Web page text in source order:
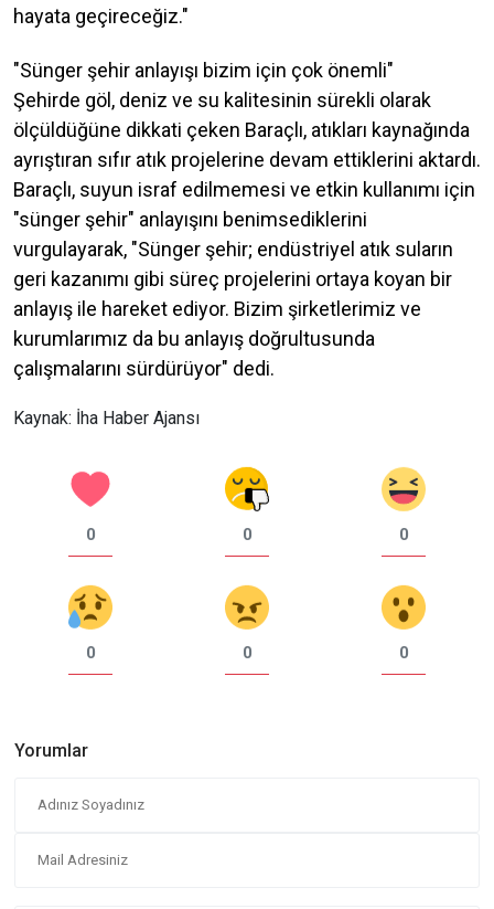
hayata geçireceğiz."
"Sünger şehir anlayışı bizim için çok önemli"
Şehirde göl, deniz ve su kalitesinin sürekli olarak
ölçüldüğüne dikkati çeken Baraçlı, atıkları kaynağında
ayrıştıran sıfır atık projelerine devam ettiklerini aktardı.
Baraçlı, suyun israf edilmemesi ve etkin kullanımı için
"sünger şehir" anlayışını benimsediklerini
vurgulayarak, "Sünger şehir; endüstriyel atık suların
geri kazanımı gibi süreç projelerini ortaya koyan bir
anlayış ile hareket ediyor. Bizim şirketlerimiz ve
kurumlarımız da bu anlayış doğrultusunda
çalışmalarını sürdürüyor" dedi.
Kaynak: İha Haber Ajansı
0 0 0
0 0 0
Yorumlar